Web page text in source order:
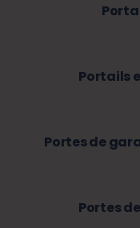
Portails
Portes de
Portes